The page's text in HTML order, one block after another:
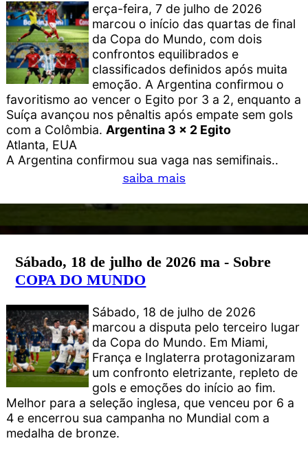
erça-feira, 7 de julho de 2026
marcou o início das quartas de final
da Copa do Mundo, com dois
confrontos equilibrados e
classificados definidos após muita
emoção. A Argentina confirmou o
favoritismo ao vencer o Egito por 3 a 2, enquanto a
Suíça avançou nos pênaltis após empate sem gols
com a Colômbia. Argentina 3 x 2 Egito
Atlanta, EUA
A Argentina confirmou sua vaga nas semifinais..
saiba mais
Sábado, 18 de julho de 2026 ma - Sobre
COPA DO MUNDO
Sábado, 18 de julho de 2026
marcou a disputa pelo terceiro lugar
da Copa do Mundo. Em Miami,
França e Inglaterra protagonizaram
um confronto eletrizante, repleto de
gols e emoções do início ao fim.
Melhor para a seleção inglesa, que venceu por 6 a
4 e encerrou sua campanha no Mundial com a
medalha de bronze.